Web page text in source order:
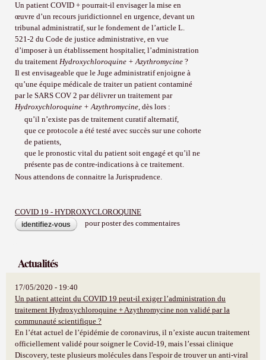
Un patient COVID + pourrait-il envisager la mise en
œuvre d’un recours juridictionnel en urgence, devant un
tribunal administratif, sur le fondement de l’article L.
521-2 du Code de justice administrative, en vue
d’imposer à un établissement hospitalier, l’administration
du traitement Hydroxychloroquine + Azythromycine ?
Il est envisageable que le Juge administratif enjoigne à
qu’une équipe médicale de traiter un patient contaminé
par le SARS COV 2 par délivrer un traitement par
Hydroxychloroquine + Azythromycine, dès lors :
qu’il n’existe pas de traitement curatif alternatif,
que ce protocole a été testé avec succès sur une cohorte
de patients,
que le pronostic vital du patient soit engagé et qu’il ne
présente pas de contre-indications à ce traitement.
Nous attendons de connaitre la Jurisprudence.
COVID 19 - HYDROXYCLOROQUINE
identifiez-vous pour poster des commentaires
Actualités
17/05/2020 - 19:40
Un patient atteint du COVID 19 peut-il exiger l’administration du
traitement Hydroxychloroquine + Azythromycine non validé par la
communauté scientifique ?
En l’état actuel de l’épidémie de coronavirus, il n’existe aucun traitement
officiellement validé pour soigner le Covid-19, mais l’essai clinique
Discovery, teste plusieurs molécules dans l'espoir de trouver un anti-viral